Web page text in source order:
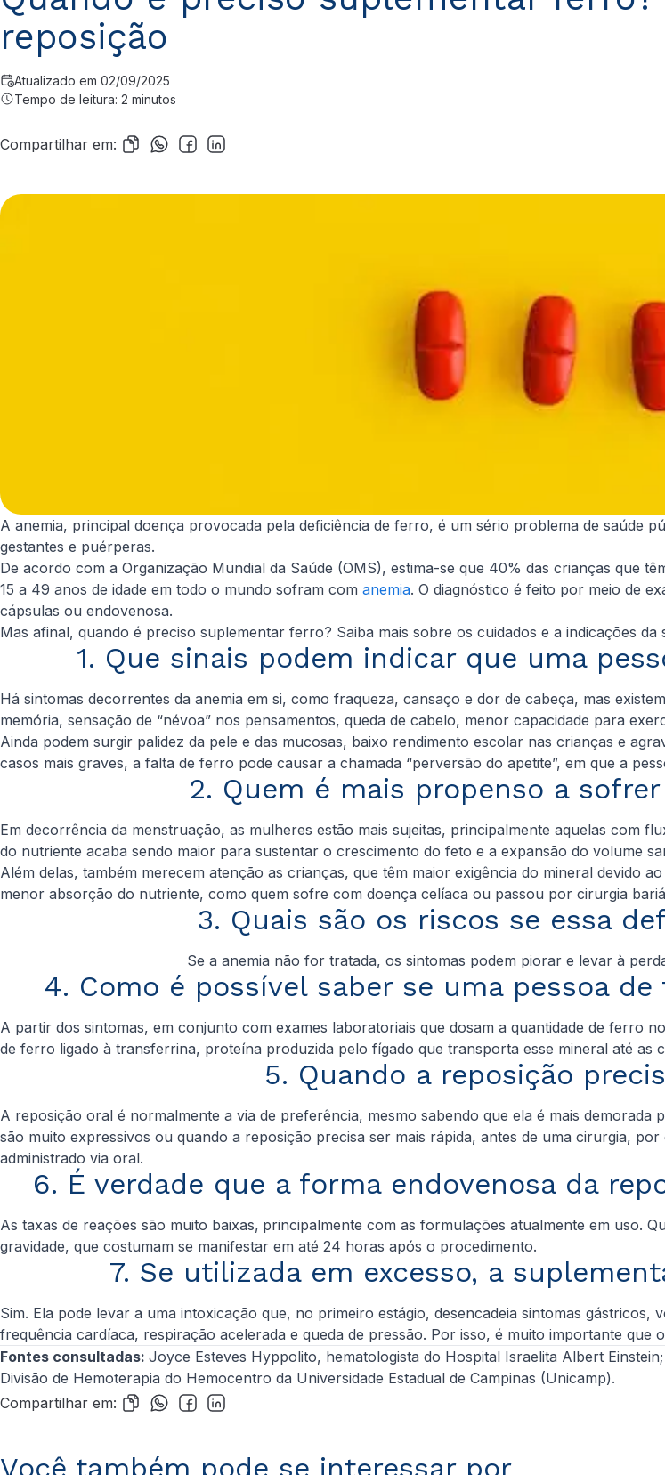
reposição
Atualizado em 02/09/2025
Tempo de leitura: 2 minutos
Compartilhar em:
A anemia, principal doença provocada pela deficiência de ferro, é um sério problema de saúde
gestantes e puérperas.
De acordo com a Organização Mundial da Saúde (OMS), estima-se que 40% das crianças que
15 a 49 anos de idade em todo o mundo sofram com anemia. O diagnóstico é feito por meio de
cápsulas ou endovenosa.
Mas afinal, quando é preciso suplementar ferro? Saiba mais sobre os cuidados e a indicações da
1. Que sinais podem indicar que uma
Há sintomas decorrentes da anemia em si, como fraqueza, cansaço e dor de cabeça, mas
memória, sensação de “névoa” nos pensamentos, queda de cabelo, menor capacidade para
Ainda podem surgir palidez da pele e das mucosas, baixo rendimento escolar nas crianças e
casos mais graves, a falta de ferro pode causar a chamada “perversão do apetite”, em que a
2. Quem é mais propenso a
Em decorrência da menstruação, as mulheres estão mais sujeitas, principalmente aquelas com
do nutriente acaba sendo maior para sustentar o crescimento do feto e a expansão do volume
Além delas, também merecem atenção as crianças, que têm maior exigência do mineral devido
menor absorção do nutriente, como quem sofre com doença celíaca ou passou por cirurgia
3. Quais são os riscos se essa
Se a anemia não for tratada, os sintomas podem piorar e levar à
4. Como é possível saber se uma pessoa
A partir dos sintomas, em conjunto com exames laboratoriais que dosam a quantidade de ferro
de ferro ligado à transferrina, proteína produzida pelo fígado que transporta esse mineral até as
5. Quando a reposição
A reposição oral é normalmente a via de preferência, mesmo sabendo que ela é mais
são muito expressivos ou quando a reposição precisa ser mais rápida, antes de uma cirurgia,
administrado via oral.
6. É verdade que a forma endovenosa da
As taxas de reações são muito baixas, principalmente com as formulações atualmente em uso.
gravidade, que costumam se manifestar em até 24 horas após o procedimento.
7. Se utilizada em excesso, a
Sim. Ela pode levar a uma intoxicação que, no primeiro estágio, desencadeia sintomas
frequência cardíaca, respiração acelerada e queda de pressão. Por isso, é muito importante que
Fontes consultadas: Joyce Esteves Hyppolito, hematologista do Hospital Israelita Albert
Divisão de Hemoterapia do Hemocentro da Universidade Estadual de Campinas (Unicamp).
Compartilhar em:
Você também pode se interessar por